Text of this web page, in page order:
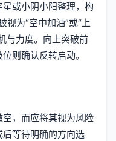
或小阴小阳整理，构
视为“空中加油”或“上
与力度。向上突破前
则确认反转启动。
，而应将其视为风险
等待明确的方向选